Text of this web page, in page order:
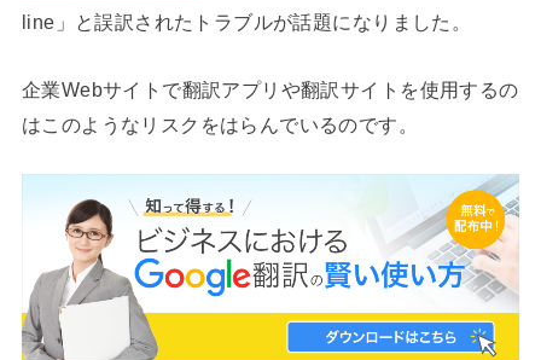
line」と誤訳されたトラブルが話題になりました。
企業Webサイトで翻訳アプリや翻訳サイトを使用するの
はこのようなリスクをはらんでいるのです。